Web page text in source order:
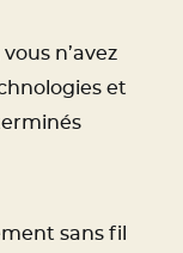
n’avez
et
sans fil